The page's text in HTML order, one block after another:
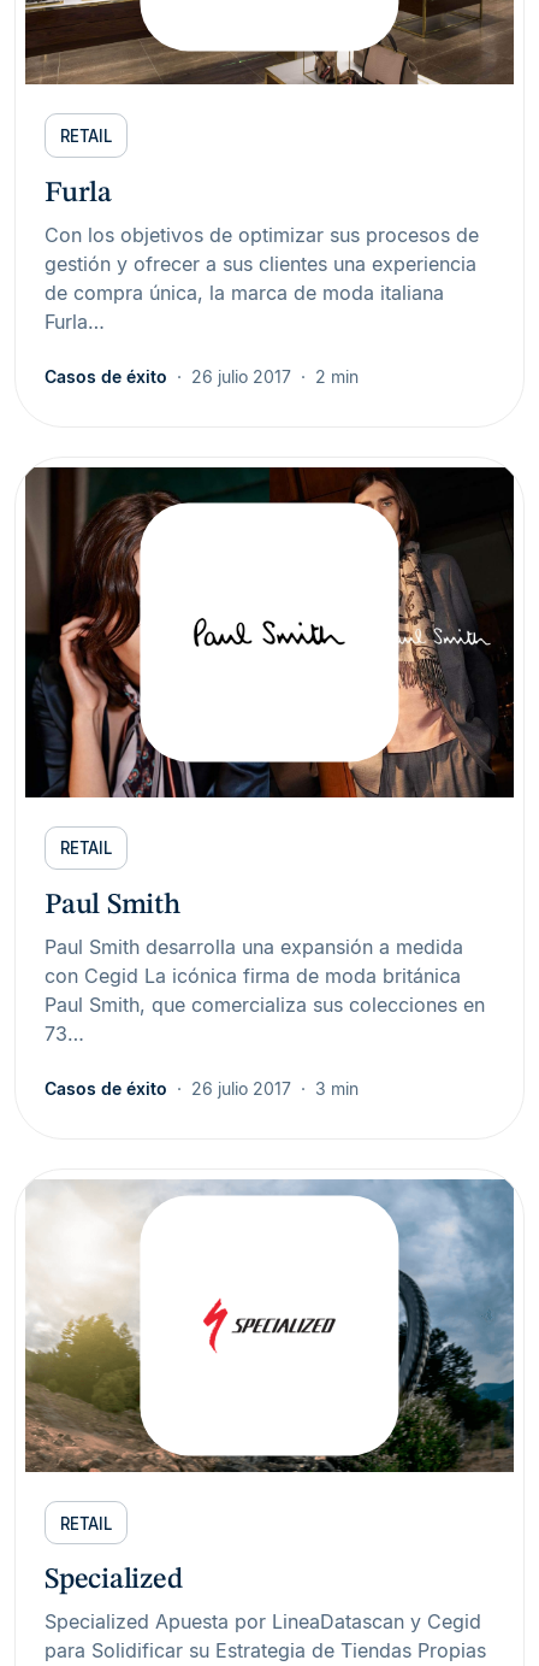
RETAIL
Furla
Con los objetivos de optimizar sus procesos de
gestión y ofrecer a sus clientes una experiencia
de compra única, la marca de moda italiana
Furla…
Casos de éxito 26 julio 2017 2 min
RETAIL
Paul Smith
Paul Smith desarrolla una expansión a medida
con Cegid La icónica firma de moda británica
Paul Smith, que comercializa sus colecciones en
73…
Casos de éxito 26 julio 2017 3 min
RETAIL
Specialized
Specialized Apuesta por LineaDatascan y Cegid
para Solidificar su Estrategia de Tiendas Propias